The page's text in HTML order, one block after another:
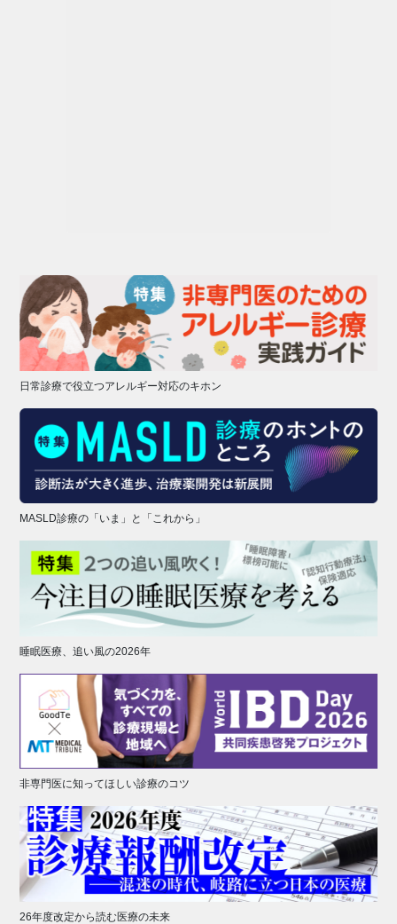
日常診療で役立つアレルギー対応のキホン
MASLD診療の「いま」と「これから」
睡眠医療、追い風の2026年
非専門医に知ってほしい診療のコツ
26年度改定から読む医療の未来